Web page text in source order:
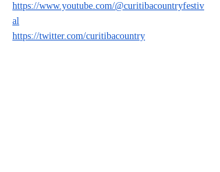
https://www.youtube.com/@curitibacountryfestiv
al
https://twitter.com/curitibacountry